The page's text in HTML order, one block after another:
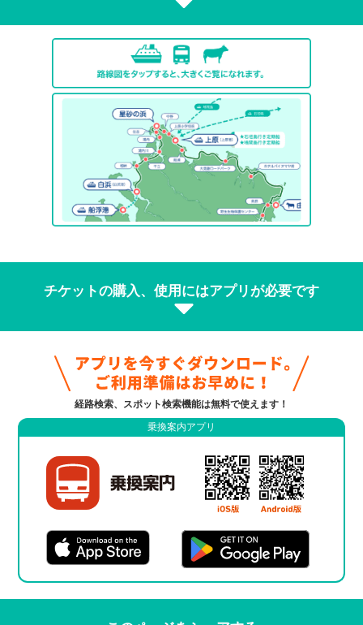
チケットの購入、使用にはアプリが必要です
経路検索、スポット検索機能は無料で使えます！
乗換案内アプリ